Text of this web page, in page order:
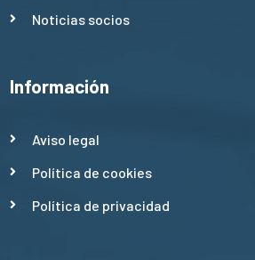
Noticias socios
Información
Aviso legal
Política de cookies
Política de privacidad